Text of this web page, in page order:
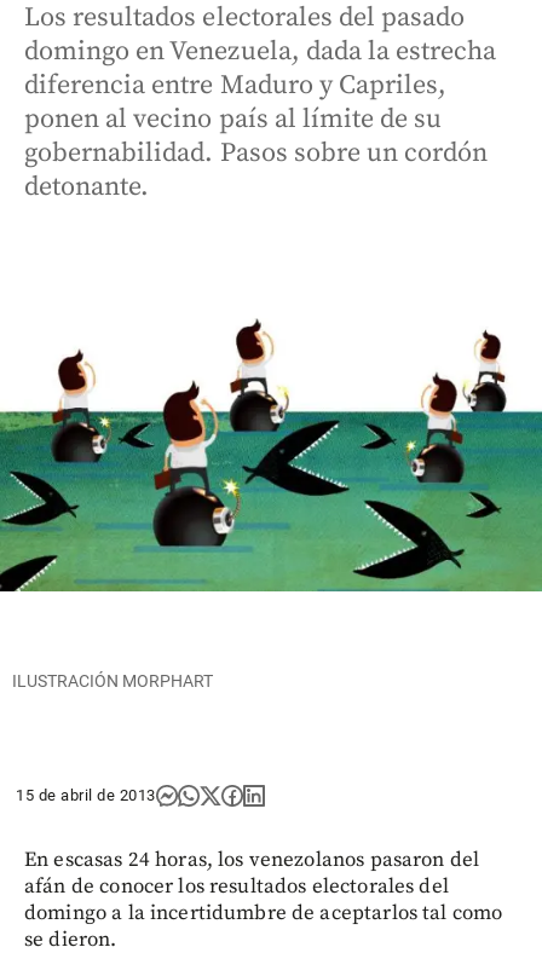
Los resultados electorales del pasado
domingo en Venezuela, dada la estrecha
diferencia entre Maduro y Capriles,
ponen al vecino país al límite de su
gobernabilidad. Pasos sobre un cordón
detonante.
ILUSTRACIÓN MORPHART
15 de abril de 2013
En escasas 24 horas, los venezolanos pasaron del
afán de conocer los resultados electorales del
domingo a la incertidumbre de aceptarlos tal como
se dieron.